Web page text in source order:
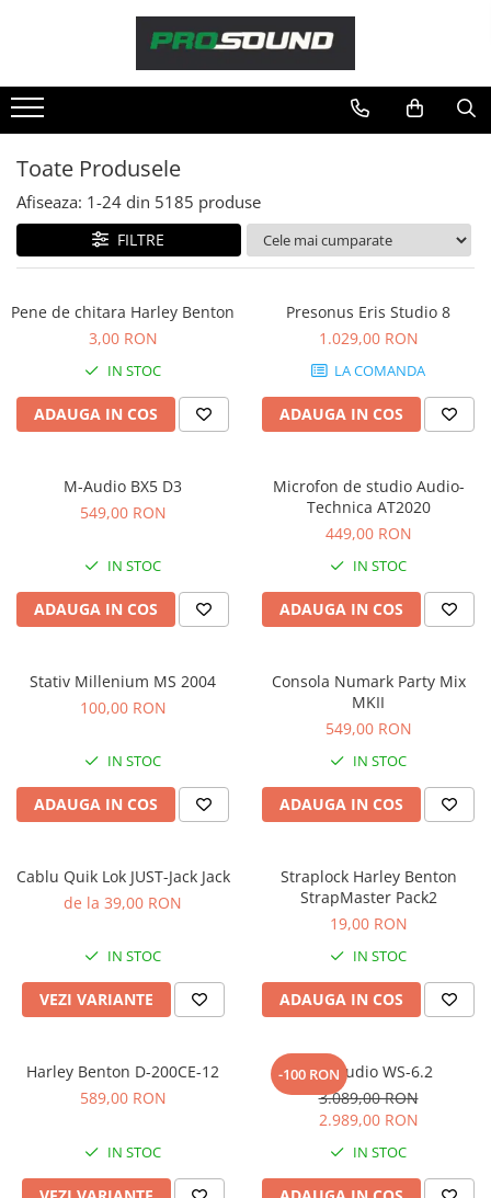
Sonorizare / PA
Procesoare si efecte
Shockmount
Stabilizatoare de tensiune UPS si
Power Conditioner
Microfoane
Accesorii de microfoane
Capsule de microfon
Case-uri de microfoane
Microfoane de broadcast
Microfoane de masurare si
calibrare
Microfoane de Suprafata
Microfoane de voce si live
Microfoane lavaliera si headset
Android
Microfoane pt Camere Video
conferinta
Microfoane Ribbon
Microfoane stereo
Microfoane wireless si sisteme
Stative de microfon
Accesorii de microfoane
Accesorii de rack
Accesorii echipamente de studio
Controllere MIDI - USB DAW
Controllere monitoare de studio
Interfete audio
Interfete MIDI si Cabluri Midi-USB
Toate Produsele
Afiseaza: 1-24 din 5185 produse
FILTRE
Pene de chitara Harley Benton
3,00 RON
IN STOC
ADAUGA IN COS
Presonus Eris Studio 8
1.029,00 RON
LA COMANDA
ADAUGA IN COS
M-Audio BX5 D3
549,00 RON
IN STOC
ADAUGA IN COS
Microfon de studio Audio-
Technica AT2020
449,00 RON
IN STOC
ADAUGA IN COS
Stativ Millenium MS 2004
100,00 RON
IN STOC
ADAUGA IN COS
Consola Numark Party Mix
MKII
549,00 RON
IN STOC
ADAUGA IN COS
Cablu Quik Lok JUST-Jack Jack
de la 39,00 RON
IN STOC
VEZI VARIANTE
Straplock Harley Benton
StrapMaster Pack2
19,00 RON
IN STOC
ADAUGA IN COS
Harley Benton D-200CE-12
589,00 RON
IN STOC
-100 RON
Kali Audio WS-6.2
3.089,00 RON
2.989,00 RON
IN STOC